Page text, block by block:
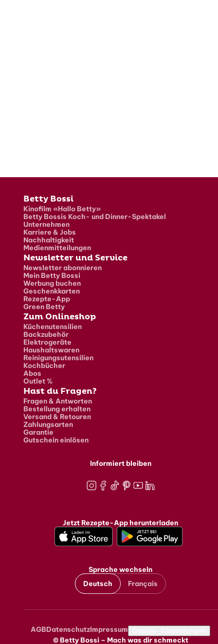
Fusszeile
Betty Bossi
Kinofilm «Hallo Betty»
Betty Bossis Koch- und Dinner-Spektakel
Unternehmen
Karriere & Jobs
Nachhaltigkeit
Medienmitteilungen
Newsletter und Service
Newsletter abonnieren
Mein Betty Bossi
Werbung buchen
Geschenkkarten
Rezepte-App
Green Betty
Zum Onlineshop
Küchenutensilien
Backzubehör
Elektrogeräte
Haushaltswaren
Reinigungsutensilien
Kochbücher
Abos
Outlet %
Hast du Fragen?
Fragen & Antworten
Bestellung erhalten
Versand & Retouren
Zahlungsarten
Garantie
Gutschein einlösen
Informiert bleiben
Jetzt Rezepte-App herunterladen
Sprache wechseln
Deutsch
Français
Metanavigation
AGBDatenschutzImpressum
© Betty Bossi – Mach was dir schmeckt